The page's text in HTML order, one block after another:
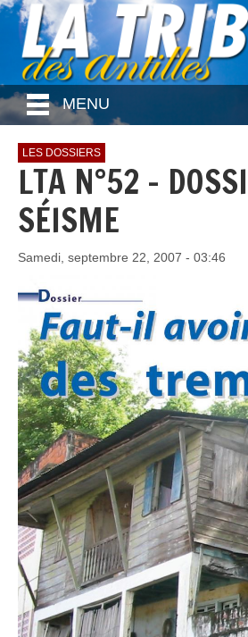
MENU
LES DOSSIERS
LTA N°52 -
SÉISME
Samedi, septembre 22, 2007 - 03:46